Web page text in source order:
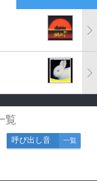
覧
呼び出し音 一覧